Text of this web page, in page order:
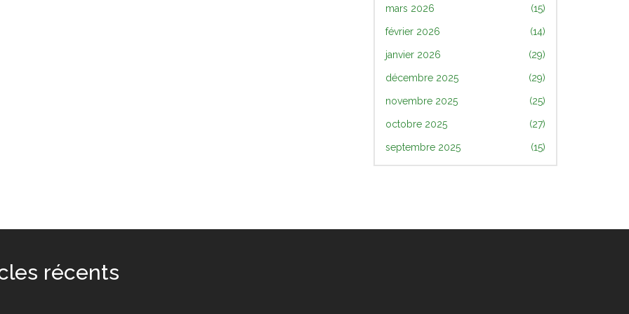
mars 2026 (15)
février 2026 (14)
janvier 2026 (29)
décembre 2025 (29)
novembre 2025 (25)
octobre 2025 (27)
septembre 2025 (15)
récents